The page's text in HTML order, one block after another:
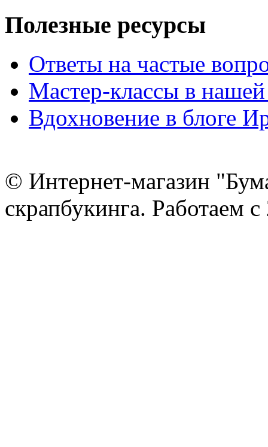
Полезные ресурсы
Ответы на частые
Мастер-классы в нашей
Вдохновение в блоге
© Интернет-магазин
скрапбукинга. Работаем с